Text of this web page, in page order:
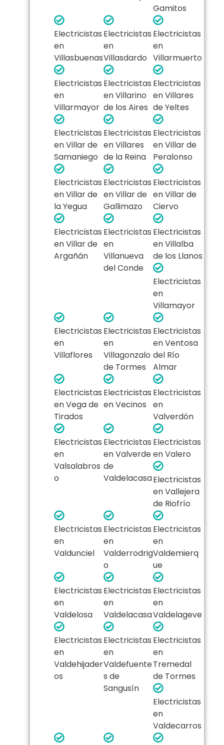
Gamitos
Electricistas
en
Villasbuenas
Electricistas
en
Villasdardo
Electricistas
en
Villarmuerto
Electricistas
en
Villarmayor
Electricistas
en Villarino
de los Aires
Electricistas
en Villares
de Yeltes
Electricistas
en Villar de
Samaniego
Electricistas
en Villares
de la Reina
Electricistas
en Villar de
Peralonso
Electricistas
en Villar de
la Yegua
Electricistas
en Villar de
Gallimazo
Electricistas
en Villar de
Ciervo
Electricistas
en Villar de
Argañán
Electricistas
en
Villanueva
del Conde
Electricistas
en Villalba
de los Llanos
Electricistas
en
Villamayor
Electricistas
en
Villaflores
Electricistas
en
Villagonzalo
de Tormes
Electricistas
en Ventosa
del Río
Almar
Electricistas
en Vega de
Tirados
Electricistas
en Vecinos
Electricistas
en
Valverdón
Electricistas
en
Valsalabros
o
Electricistas
en Valverde
de
Valdelacasa
Electricistas
en Valero
Electricistas
en Vallejera
de Riofrío
Electricistas
en
Valdunciel
Electricistas
en
Valderrodrig
o
Electricistas
en
Valdemierq
ue
Electricistas
en
Valdelosa
Electricistas
en
Valdelacasa
Electricistas
en
Valdelageve
Electricistas
en
Valdehijader
os
Electricistas
en
Valdefuente
s de
Sangusín
Electricistas
en
Tremedal
de Tormes
Electricistas
en
Valdecarros